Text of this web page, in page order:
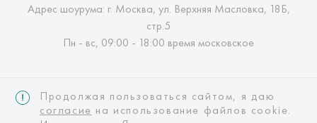
Адрес шоурума: г. Москва, ул. Верхняя Масловка, 18Б,
стр.5
Пн - вс, 09:00 - 18:00 время московское
Продолжая пользоваться сайтом, я даю
согласие на использование файлов cookie.